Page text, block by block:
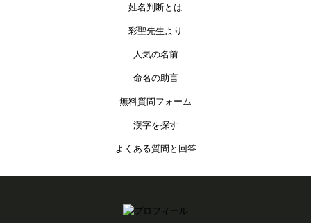
姓名判断とは
彩聖先生より
人気の名前
命名の助言
無料質問フォーム
漢字を探す
よくある質問と回答